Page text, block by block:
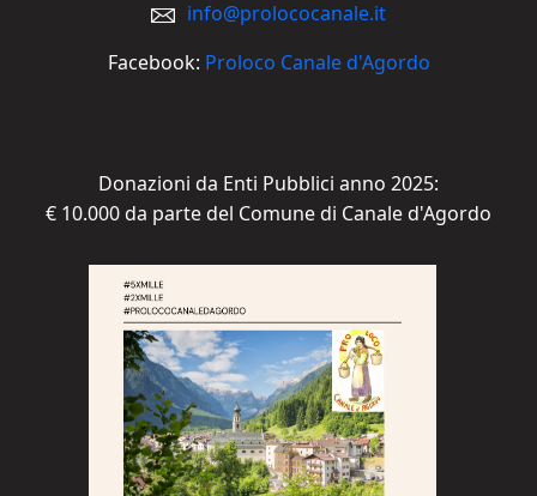
info@prolococanale.it
Facebook: Proloco Canale d'Agordo
Donazioni da Enti Pubblici anno 2025:
€ 10.000 da parte del Comune di Canale d'Agordo